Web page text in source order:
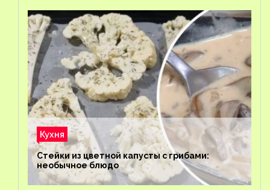
Кухня
Стейки из цветной капусты с грибами:
необычное блюдо